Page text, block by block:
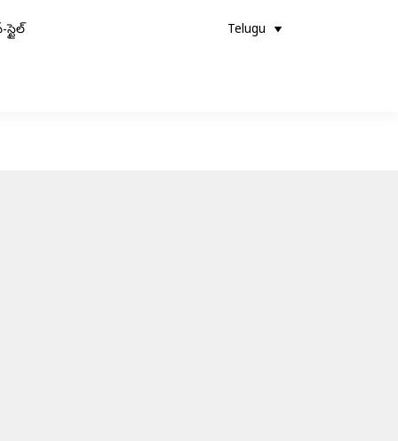
స్టైల్ Telugu